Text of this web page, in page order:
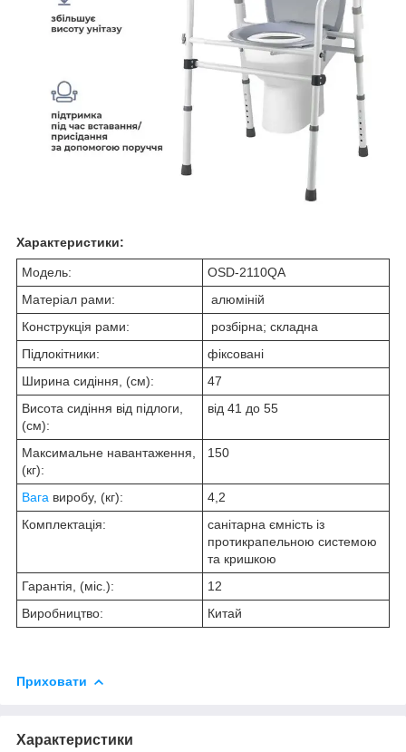
Характеристики:
Модель:
OSD-2110QA
Матеріал рами:
алюміній
Конструкція рами:
розбірна; складна
Підлокітники:
фіксовані
Ширина сидіння, (см):
47
Висота сидіння від підлоги,
(см):
від 41 до 55
Максимальне навантаження,
(кг):
150
Вага виробу, (кг):
4,2
Комплектація:
санітарна ємність із
протикрапельною системою
та кришкою
Гарантія, (міс.):
12
Виробництво:
Китай
Приховати
Характеристики